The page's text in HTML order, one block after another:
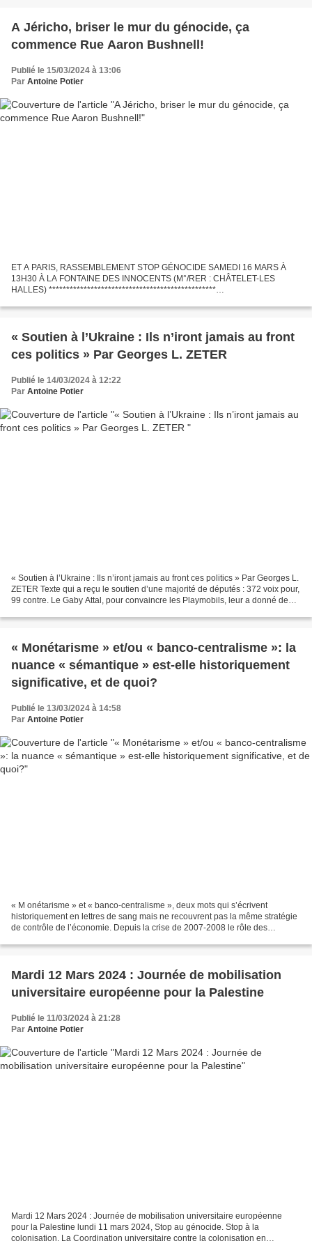
A Jéricho, briser le mur du génocide, ça
commence Rue Aaron Bushnell!
Publié le 15/03/2024 à 13:06
Par Antoine Potier
ET A PARIS, RASSEMBLEMENT STOP GÉNOCIDE SAMEDI 16 MARS À
13H30 À LA FONTAINE DES INNOCENTS (M°/RER : CHÂTELET-LES
HALLES) ************************************************
bushnell-soldat-de-l-us-air-forc-a215459725...
« Soutien à l’Ukraine : Ils n’iront jamais au front
ces politics » Par Georges L. ZETER
Publié le 14/03/2024 à 12:22
Par Antoine Potier
« Soutien à l’Ukraine : Ils n’iront jamais au front ces politics » Par Georges L.
ZETER Texte qui a reçu le soutien d’une majorité de députés : 372 voix pour,
99 contre. Le Gaby Attal, pour convaincre les Playmobils, leur a donné de
« Monétarisme » et/ou « banco-centralisme »: la
nuance « sémantique » est-elle historiquement
significative, et de quoi?
Publié le 13/03/2024 à 14:58
Par Antoine Potier
« M onétarisme » et « banco-centralisme », deux mots qui s’écrivent
historiquement en lettres de sang mais ne recouvrent pas la même stratégie
de contrôle de l’économie. Depuis la crise de 2007-2008 le rôle des
Mardi 12 Mars 2024 : Journée de mobilisation
universitaire européenne pour la Palestine
Publié le 11/03/2024 à 21:28
Par Antoine Potier
Mardi 12 Mars 2024 : Journée de mobilisation universitaire européenne
pour la Palestine lundi 11 mars 2024, Stop au génocide. Stop à la
colonisation. La Coordination universitaire contre la colonisation en